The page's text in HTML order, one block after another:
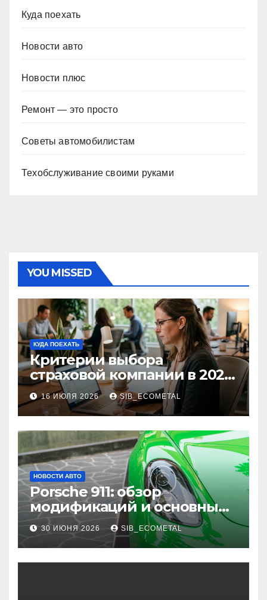
Куда поехать
Новости авто
Новости плюс
Ремонт — это просто
Советы автомобилистам
Техобслуживание своими руками
YOU MISSED
КУДА ПОЕХАТЬ
Критерии выбора
страховой компании в 2026
году: надежность и
реальные отзывы о
выплатах
16 ИЮЛЯ 2026 SIB_ECOMETAL
НОВОСТИ АВТО
Porsche 911: обзор
модификаций и основные
характеристики
30 ИЮНЯ 2026 SIB_ECOMETAL